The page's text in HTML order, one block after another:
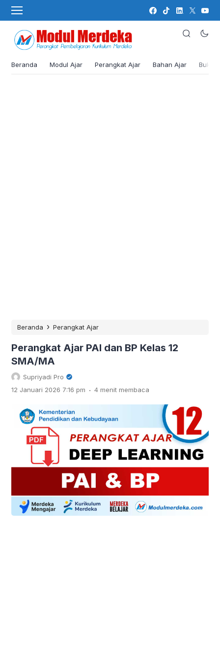
Beranda Modul Ajar Perangkat Ajar Bahan Ajar Buku
Beranda › Perangkat Ajar
Perangkat Ajar PAI dan BP Kelas 12
SMA/MA
Supriyadi Pro
12 Januari 2026 7:16 pm . 4 menit membaca